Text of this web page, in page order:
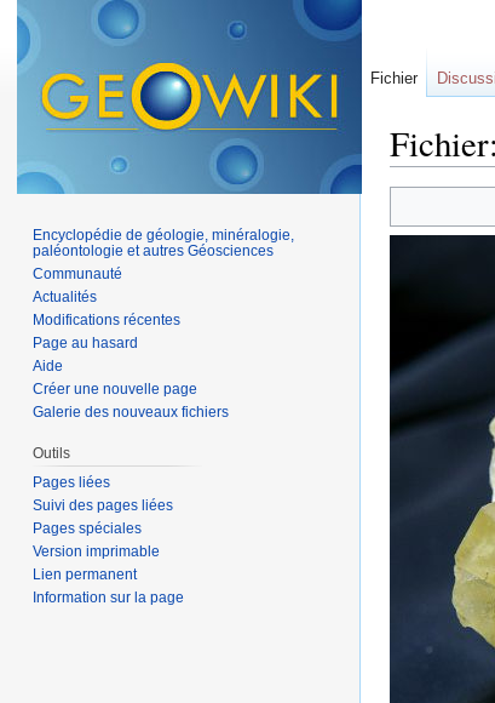
Fichier
Encyclopédie de géologie, minéralogie,
paléontologie et autres Géosciences
Communauté
Actualités
Modifications récentes
Page au hasard
Aide
Créer une nouvelle page
Galerie des nouveaux fichiers
Outils
Pages liées
Suivi des pages liées
Pages spéciales
Version imprimable
Lien permanent
Information sur la page